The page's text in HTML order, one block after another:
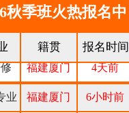
秋季班火热报名中
籍贯 报名时间
业 福建福州 3天前
福建厦门 4天前
福建厦门 4天前
业 福建厦门 6小时前